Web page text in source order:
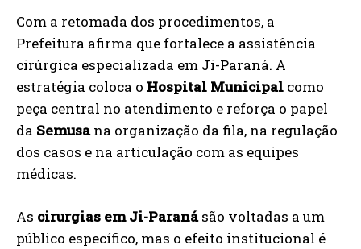
Com a retomada dos procedimentos, a
Prefeitura afirma que fortalece a assistência
cirúrgica especializada em Ji-Paraná. A
estratégia coloca o Hospital Municipal como
peça central no atendimento e reforça o papel
da Semusana organização da fila, na regulação
dos casos e na articulação com as equipes
médicas.
As cirurgias em Ji-Paranásão voltadas a um
público específico, mas o efeito institucional é